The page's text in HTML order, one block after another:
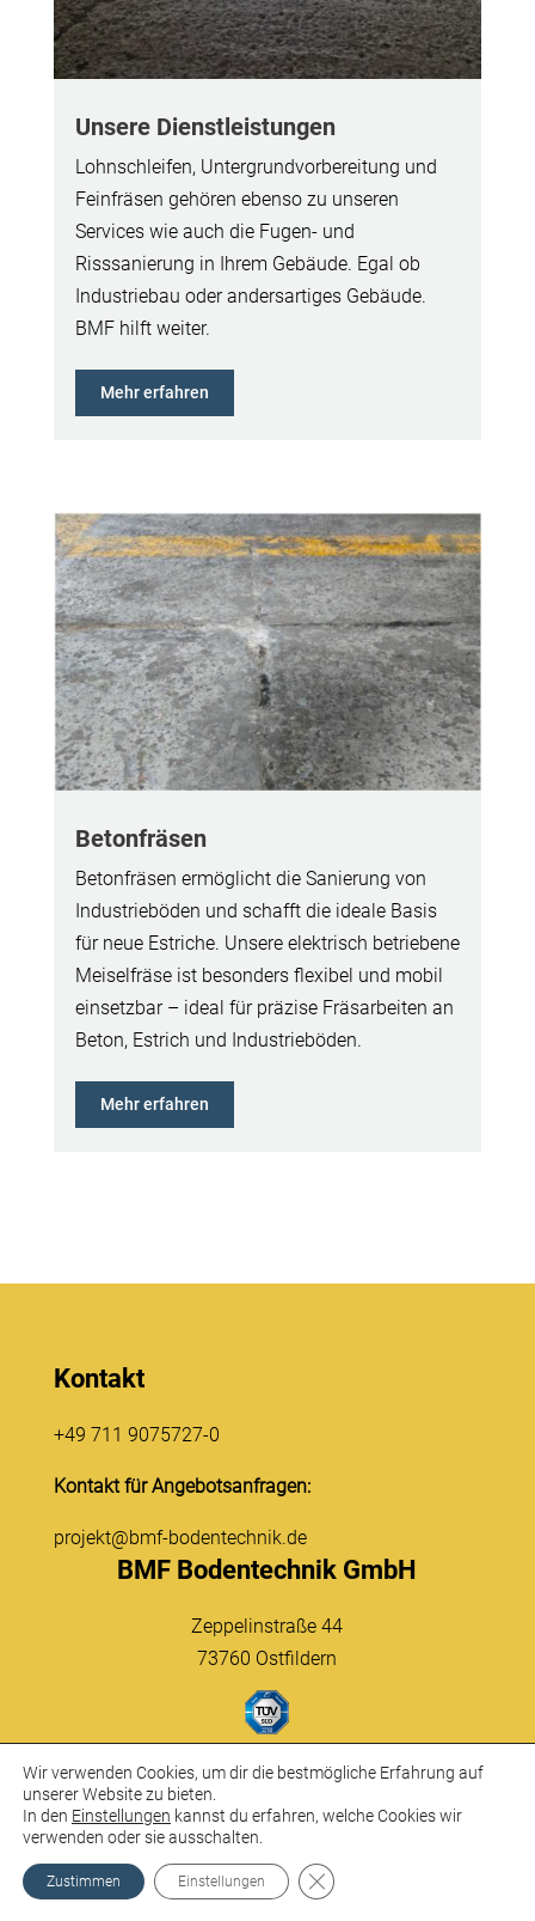
Unsere Dienstleistungen
Lohnschleifen, Untergrundvorbereitung und
Feinfräsen gehören ebenso zu unseren
Services wie auch die Fugen- und
Risssanierung in Ihrem Gebäude. Egal ob
Industriebau oder andersartiges Gebäude.
BMF hilft weiter.
Mehr erfahren
Betonfräsen
Betonfräsen ermöglicht die Sanierung von
Industrieböden und schafft die ideale Basis
für neue Estriche. Unsere elektrisch betriebene
Meiselfräse ist besonders flexibel und mobil
einsetzbar – ideal für präzise Fräsarbeiten an
Beton, Estrich und Industrieböden.
Mehr erfahren
Kontakt
+49 711 9075727-0
Kontakt für Angebotsanfragen:
projekt@bmf-bodentechnik.de
BMF Bodentechnik GmbH
Zeppelinstraße 44
73760 Ostfildern
Rechtliches
Kontakt
Wir verwenden Cookies, um dir die bestmögliche Erfahrung auf
unserer Website zu bieten.
In den Einstellungen kannst du erfahren, welche Cookies wir
verwenden oder sie ausschalten.
Zustimmen Einstellungen GDPR Cookie-Banner